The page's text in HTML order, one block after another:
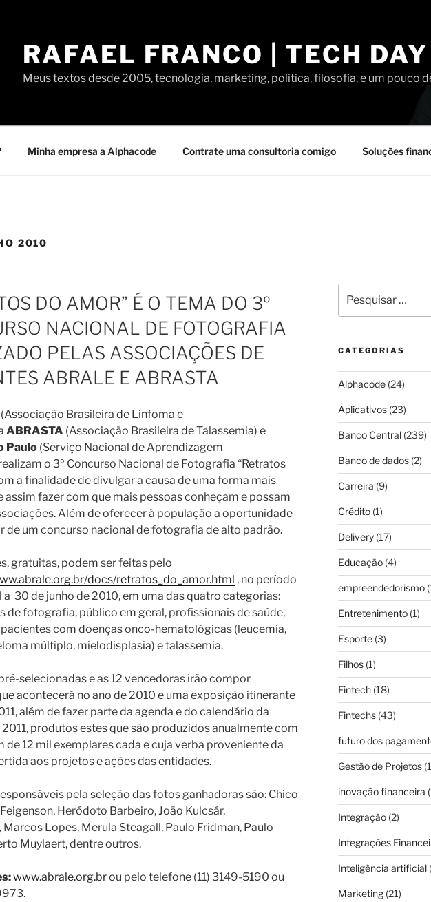
RAFAEL FRANCO | TECH DAY
Meus textos desde 2005, tecnologia, marketing, política, filosofia, e um pouco
Minha empresa a Alphacode Contrate uma consultoria comigo Soluções
2010
DO AMOR” É O TEMA DO 3º
NACIONAL DE FOTOGRAFIA
PELAS ASSOCIAÇÕES DE
ABRALE E ABRASTA
(Associação Brasileira de Linfoma e
ABRASTA (Associação Brasileira de Talassemia) e
Paulo (Serviço Nacional de Aprendizagem
o 3º Concurso Nacional de Fotografia “Retratos
a finalidade de divulgar a causa de uma forma mais
assim fazer com que mais pessoas conheçam e possam
Além de oferecer à população a oportunidade
de um concurso nacional de fotografia de alto padrão.
gratuitas, podem ser feitas pelo
docs/retratos_do_amor.html , no período
a 30 de junho de 2010, em uma das quatro categorias:
de fotografia, público em geral, profissionais de saúde,
com doenças onco-hematológicas (leucemia,
múltiplo, mielodisplasia) e talassemia.
selecionadas e as 12 vencedoras irão compor
acontecerá no ano de 2010 e uma exposição itinerante
além de fazer parte da agenda e do calendário da
2011, produtos estes que são produzidos anualmente com
de 12 mil exemplares cada e cuja verba proveniente da
aos projetos e ações das entidades.
pela seleção das fotos ganhadoras são: Chico
Heródoto Barbeiro, João Kulcsár,
Lopes, Merula Steagall, Paulo Fridman, Paulo
Muylaert, dentre outros.
www.abrale.org.brou pelo telefone (11) 3149-5190 ou
por:
CATEGORIAS
Alphacode(24)
Aplicativos(23)
Banco Central(239)
Banco de dados(2)
Carreira (9)
Crédito(1)
Delivery(17)
Educação(4)
empreendedorismo
Entretenimento(1)
Esporte(3)
Filhos(1)
Fintech(18)
Fintechs(43)
futuro dos
Gestão de Projetos
inovação financeira
Integração(2)
Integrações
Inteligência artificial
Marketing(21)